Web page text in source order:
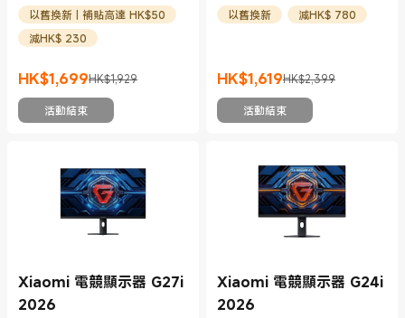
以舊換新 | 補貼高達 HK$50
減HK$ 230
HK$1,699
現價 HK$1699HK$1,929
市場價格 HK$1,929
活動結束
以舊換新
減HK$ 780
HK$1,619
現價 HK$1619HK$2,399
市場價格 HK$2,399
活動結束
Xiaomi 電競顯示器 G27i
2026
Xiaomi 電競顯示器 G24i
2026